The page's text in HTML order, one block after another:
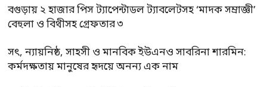
বগুড়ায় ২ হাজার পিস ট্যাপেন্টাডল ট্যাবলেটসহ ‘মাদক সম্রাজ্ঞী’
বেহুলা ও বিথীসহ গ্রেফতার ৩
সৎ, ন্যায়নিষ্ঠ, সাহসী ও মানবিক ইউএনও সাবরিনা শারমিন:
কর্মদক্ষতায় মানুষের হৃদয়ে অনন্য এক নাম